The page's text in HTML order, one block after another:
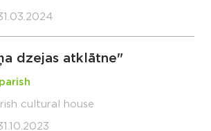
dzejas atklātne"
cultural house